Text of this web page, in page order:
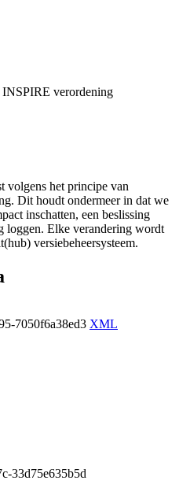
INSPIRE verordening
volgens het principe van
Dit houdt ondermeer in dat we
inschatten, een beslissing
loggen. Elke verandering wordt
versiebeheersysteem.
7050f6a38ed3 XML
33d75e635b5d